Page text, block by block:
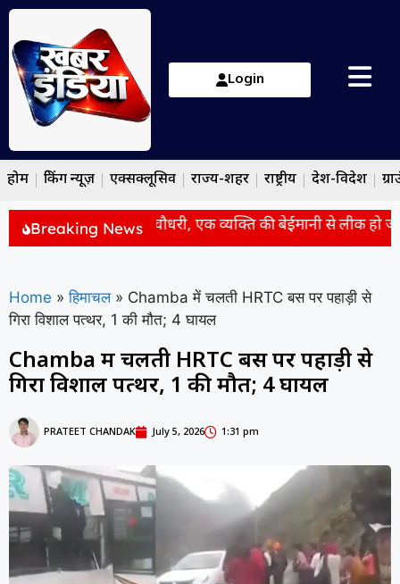
Login
होम ब्रेकिंग न्यूज़ एक्सक्लूसिव राज्य-शहर राष्ट्रीय देश-विदेश
Breaking News
सुधार पर बोले सम्राट चौधरी, एक व्यक्ति की बेईमानी से लीक हो
Home » हिमाचल » Chamba में चलती HRTC बस पर पहाड़ी से
गिरा विशाल पत्थर, 1 की मौत; 4 घायल
Chamba में चलती HRTC बस पर पहाड़ी से
गिरा विशाल पत्थर, 1 की मौत; 4 घायल
PRATEET CHANDAK July 5, 2026 1:31 pm